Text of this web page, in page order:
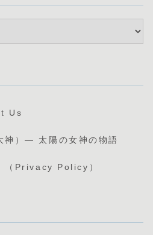
Us
神）— 太陽の女神の物語
（Privacy Policy）